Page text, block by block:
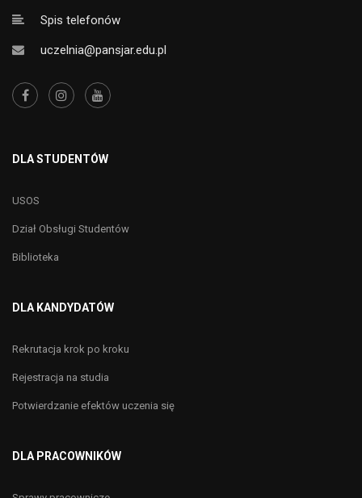
Spis telefonów
uczelnia@pansjar.edu.pl
DLA STUDENTÓW
USOS
Dział Obsługi Studentów
Biblioteka
DLA KANDYDATÓW
Rekrutacja krok po kroku
Rejestracja na studia
Potwierdzanie efektów uczenia się
DLA PRACOWNIKÓW